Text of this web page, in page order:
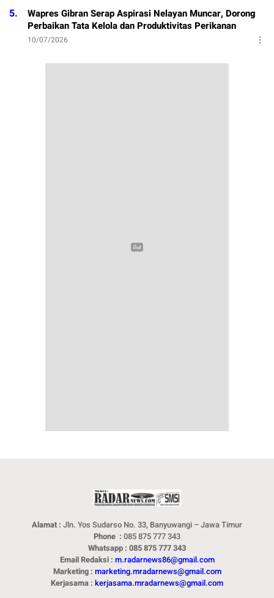
5.
Wapres Gibran Serap Aspirasi Nelayan Muncar, Dorong
Perbaikan Tata Kelola dan Produktivitas Perikanan
10/07/2026
Alamat : Jln. Yos Sudarso No. 33, Banyuwangi – Jawa Timur
Phone : 085 875 777 343
Whatsapp : 085 875 777 343
Email Redaksi : m.radarnews86@gmail.com
Marketing : marketing.mradarnews@gmail.com
Kerjasama : kerjasama.mradarnews@gmail.com